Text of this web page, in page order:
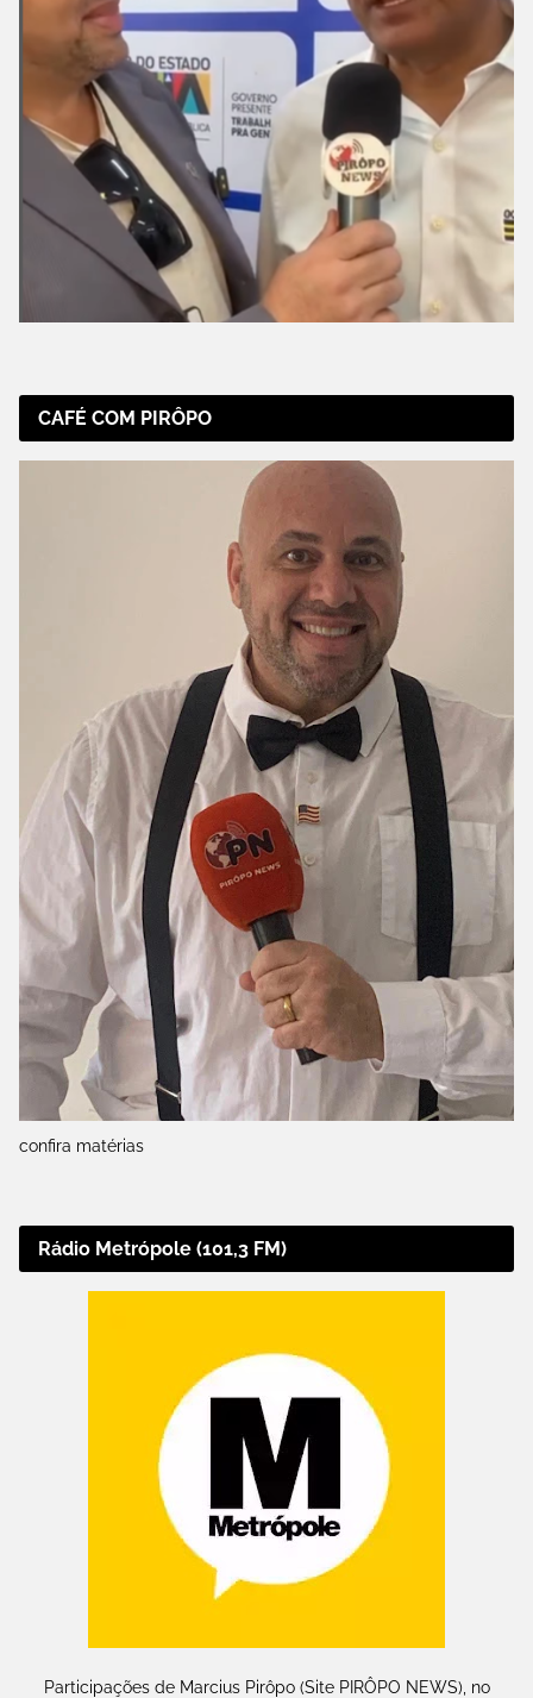
CAFÉ COM PIRÔPO
confira matérias
Rádio Metrópole (101,3 FM)
Participações de Marcius Pirôpo (Site PIRÔPO NEWS), no